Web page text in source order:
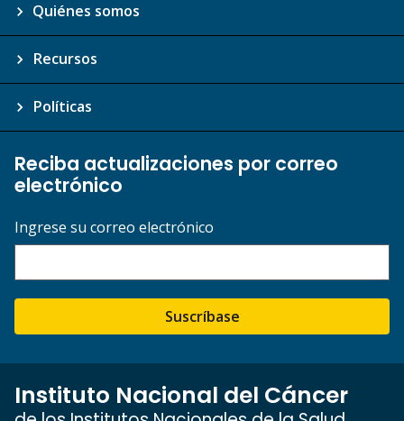
Quiénes somos
Recursos
Políticas
Reciba actualizaciones por correo
electrónico
Ingrese su correo electrónico
Suscríbase
Instituto Nacional del Cáncer